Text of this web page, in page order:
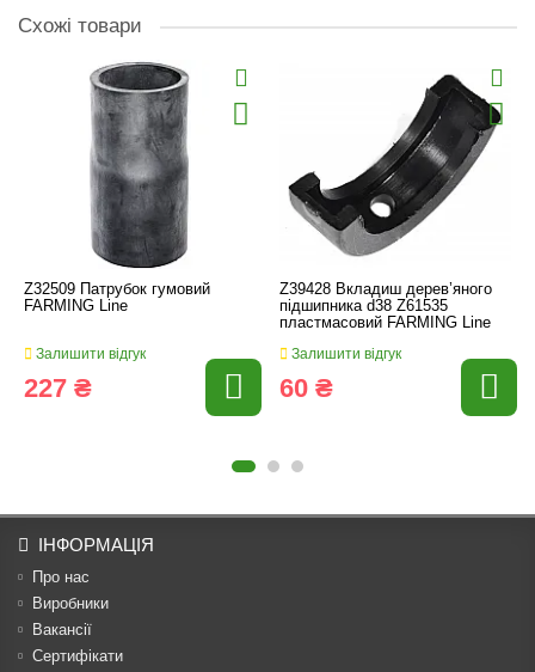
Схожі товари
Z32509 Патрубок гумовий
FARMING Line
Залишити відгук
227 ₴
Z39428 Вкладиш дерев’яного
підшипника d38 Z61535
пластмасовий FARMING Line
Залишити відгук
60 ₴
ІНФОРМАЦІЯ
Про нас
Виробники
Вакансії
Сертифікати